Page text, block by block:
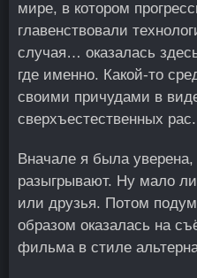
мире, в котором
главенствовали
случая… оказалась
где именно. Какой-то
своими причудами в
сверхъестественных рас.
Вначале я была уверена,
разыгрывают. Ну мало
или друзья. Потом
образом оказалась на
фильма в стиле